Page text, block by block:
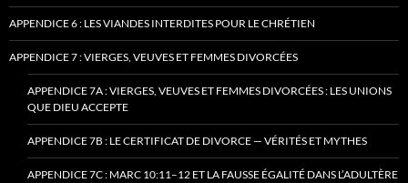
APPENDICE 6 : LES VIANDES INTERDITES POUR LE CHRÉTIEN
APPENDICE 7 : VIERGES, VEUVES ET FEMMES DIVORCÉES
APPENDICE 7A : VIERGES, VEUVES ET FEMMES DIVORCÉES : LES UNIONS
QUE DIEU ACCEPTE
APPENDICE 7B : LE CERTIFICAT DE DIVORCE — VÉRITÉS ET MYTHES
APPENDICE 7C : MARC 10:11–12 ET LA FAUSSE ÉGALITÉ DANS L’ADULTÈRE